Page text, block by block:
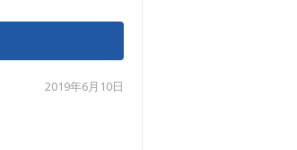
2019年6月10日